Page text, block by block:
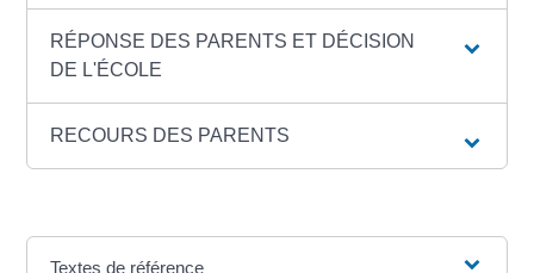
RÉPONSE DES PARENTS ET DÉCISION
DE L'ÉCOLE
RECOURS DES PARENTS
Textes de référence